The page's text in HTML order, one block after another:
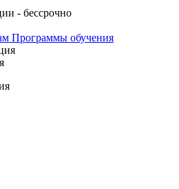
- бессрочно
Программы обучения